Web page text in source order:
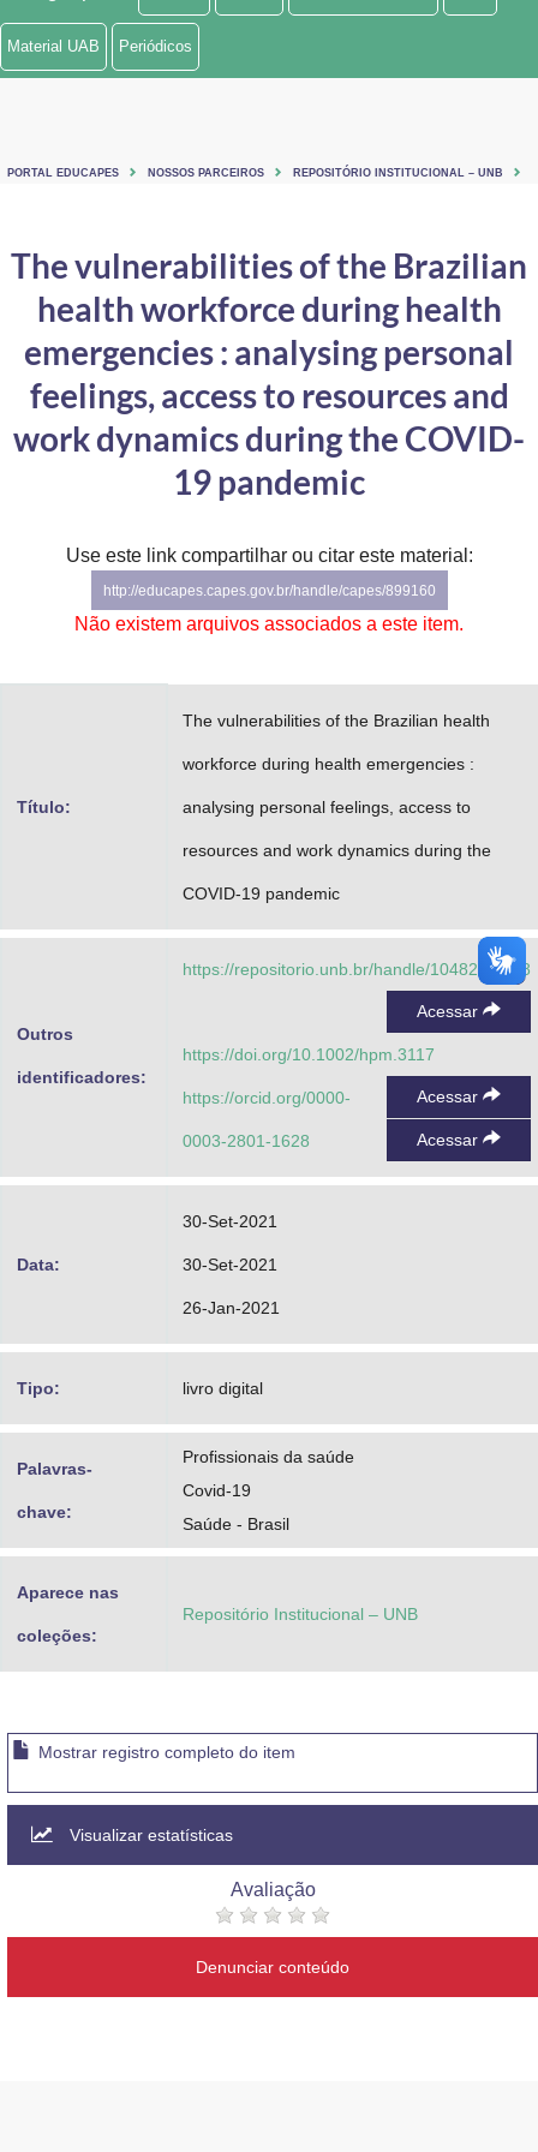
Ministério de Minas e Energia
Controladoria-Geral da União
Ministério da Mulher, da Família e dos Direitos Humanos
Secretaria-Geral
Secretaria de Governo
Advocacia-Geral da União
Banco Central do Brasil
Material UAB Periódicos
PORTAL EDUCAPES NOSSOS PARCEIROS REPOSITÓRIO INSTITUCIONAL – UNB
The vulnerabilities of the Brazilian
health workforce during health
emergencies : analysing personal
feelings, access to resources and
work dynamics during the COVID-
19 pandemic
Use este link compartilhar ou citar este material:
http://educapes.capes.gov.br/handle/capes/899160
Não existem arquivos associados a este item.
Título:
The vulnerabilities of the Brazilian health
workforce during health emergencies :
analysing personal feelings, access to
resources and work dynamics during the
COVID-19 pandemic
Outros
identificadores:
https://repositorio.unb.br/handle/10482/42128
Acessar
https://doi.org/10.1002/hpm.3117
Acessar
https://orcid.org/0000-
0003-2801-1628 Acessar
Data:
30-Set-2021
30-Set-2021
26-Jan-2021
Tipo: livro digital
Palavras-
chave:
Profissionais da saúde
Covid-19
Saúde - Brasil
Aparece nas
coleções:
Repositório Institucional – UNB
Mostrar registro completo do item
Visualizar estatísticas
Avaliação
Denunciar conteúdo